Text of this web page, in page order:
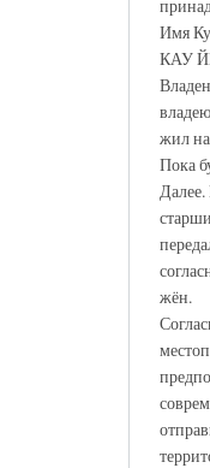
Имя
КАУ
жил на
Пока
жён.